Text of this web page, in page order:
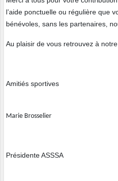
l’aide ponctuelle ou régulière que
bénévoles, sans les partenaires,
Au plaisir de vous retrouvez à
Amitiés sportives
Marie Brosselier
Présidente ASSSA